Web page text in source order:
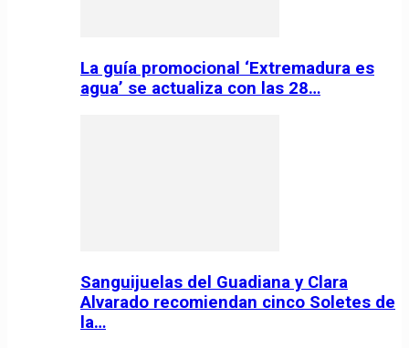
La guía promocional ‘Extremadura es
agua’ se actualiza con las 28…
Sanguijuelas del Guadiana y Clara
Alvarado recomiendan cinco Soletes de
la…